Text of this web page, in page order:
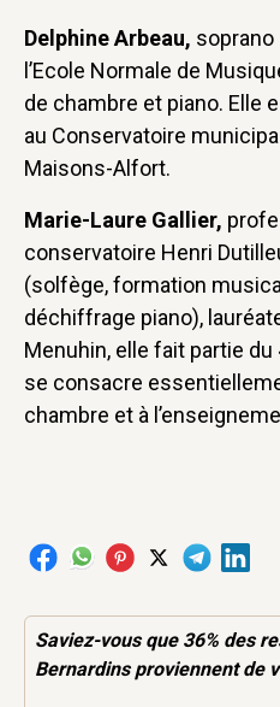
Delphine Arbeau, soprano
l’Ecole Normale de
de chambre et piano. Elle
au Conservatoire
Maisons-Alfort.
Marie-Laure Gallier,
conservatoire Henri
(solfège, formation
déchiffrage piano),
Menuhin, elle fait partie du
se consacre
chambre et à
Saviez-vous que 36% des
Bernardins proviennent de